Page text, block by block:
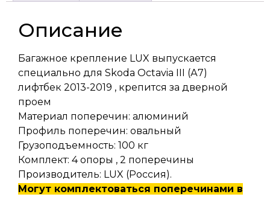
Описание
Багажное крепление LUX выпускается
специально для Skoda Octavia III (А7)
лифтбек 2013-2019 , крепится за дверной
проем
Материал поперечин: алюминий
Профиль поперечин: овальный
Грузоподъемность: 100 кг
Комплект: 4 опоры , 2 поперечины
Производитель: LUX (Россия).
Могут комплектоваться поперечинами в